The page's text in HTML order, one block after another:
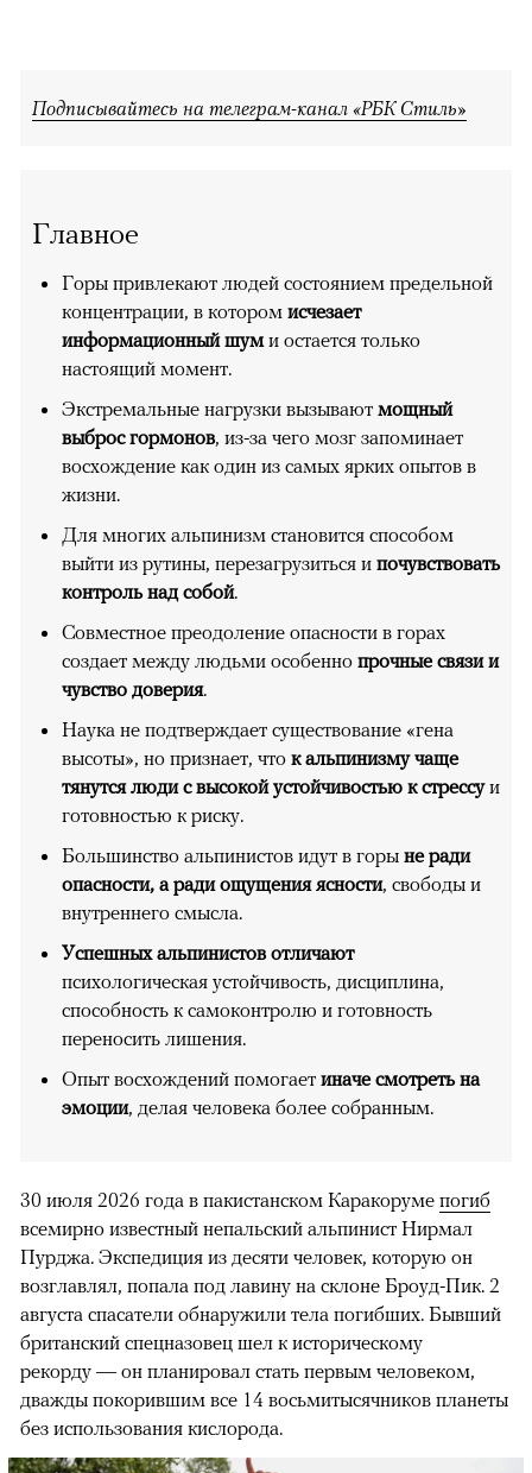
Подписывайтесь на телеграм-канал «РБК Стиль»
Главное
Горы привлекают людей состоянием предельной
концентрации, в котором исчезает
информационный шуми остается только
настоящий момент.
Экстремальные нагрузки вызывают мощный
выброс гормонов, из-за чего мозг запоминает
восхождение как один из самых ярких опытов в
жизни.
Для многих альпинизм становится способом
выйти из рутины, перезагрузиться и почувствовать
контроль над собой.
Совместное преодоление опасности в горах
создает между людьми особенно прочные связи и
чувство доверия.
Наука не подтверждает существование «гена
высоты», но признает, что к альпинизму чаще
тянутся люди с высокой устойчивостью к стрессуи
готовностью к риску.
Большинство альпинистов идут в горы не ради
опасности, а ради ощущения ясности, свободы и
внутреннего смысла.
Успешных альпинистов отличают
психологическая устойчивость, дисциплина,
способность к самоконтролю и готовность
переносить лишения.
Опыт восхождений помогает иначе смотреть на
эмоции, делая человека более собранным.
30 июля 2026 года в пакистанском Каракоруме погиб
всемирно известный непальский альпинист Нирмал
Пурджа. Экспедиция из десяти человек, которую он
возглавлял, попала под лавину на склоне Броуд-Пик. 2
августа спасатели обнаружили тела погибших. Бывший
британский спецназовец шел к историческому
рекорду — он планировал стать первым человеком,
дважды покорившим все 14 восьмитысячников планеты
без использования кислорода.